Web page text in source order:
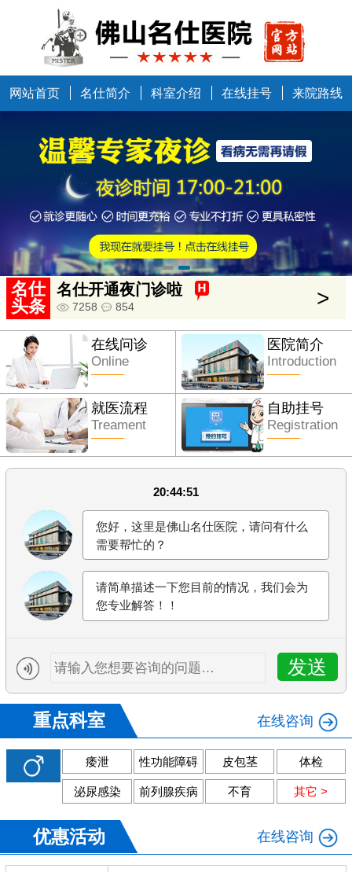
网站首页 名仕简介 科室介绍 在线挂号 来院路线
名仕
头条
中国健康万里行走进佛山
5634 685 >
名仕开通夜门诊啦
7258 854 >
在线问诊
Online
医院简介
Introduction
就医流程
Treament
自助挂号
Registration
20:44:51
您好，这里是佛山名仕医院，请问有什么
需要帮忙的？
请简单描述一下您目前的情况，我们会为
您专业解答！！
发送
重点科室 在线咨询
痿泄 性功能障碍 皮包茎 体检
泌尿感染 前列腺疾病 不育 其它 >
优惠活动 在线咨询